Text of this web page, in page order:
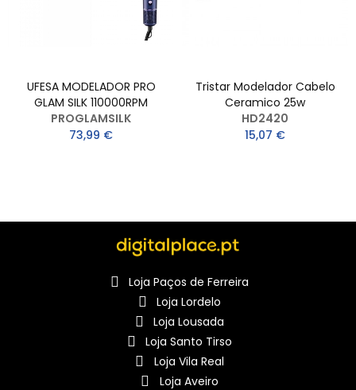
UFESA MODELADOR PRO
GLAM SILK 110000RPM
PROGLAMSILK
73,99 €
Tristar Modelador Cabelo
Ceramico 25w
HD2420
15,07 €
Loja Paços de Ferreira
Loja Lordelo
Loja Lousada
Loja Santo Tirso
Loja Vila Real
Loja Aveiro